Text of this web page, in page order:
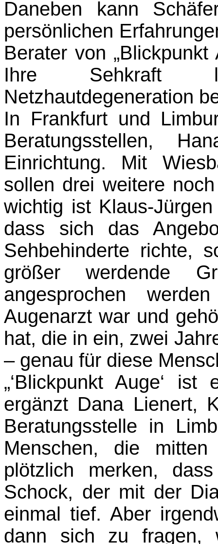
Daneben kann
persönlichen
Berater von
Ihre Sehkraft
Netzhautdegeneration
In Frankfurt und
Beratungsstellen,
Einrichtung. Mit
sollen drei weitere
wichtig ist Klaus-
dass sich das
Sehbehinderte richte,
größer werdende
angesprochen
Augenarzt war und
hat, die in ein, zwei
– genau für diese
„‘Blickpunkt Auge‘
ergänzt Dana Lienert,
Beratungsstelle in
Menschen, die
plötzlich merken,
Schock, der mit der
einmal tief. Aber
dann sich zu fragen,